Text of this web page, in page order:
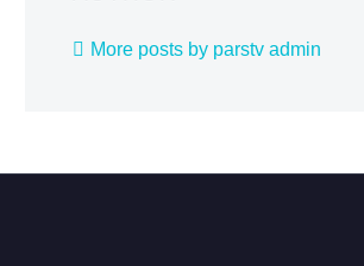
More posts by parstv admin